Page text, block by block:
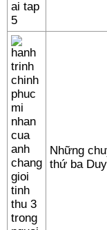
Những
thứ ba